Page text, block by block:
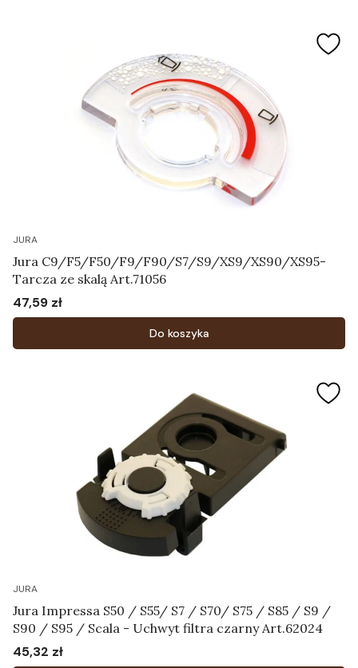
JURA
Jura C9/F5/F50/F9/F90/S7/S9/XS9/XS90/XS95-
Tarcza ze skalą Art.71056
Cena
47,59 zł
Do koszyka
JURA
Jura Impressa S50 / S55/ S7 / S70/ S75 / S85 / S9 /
S90 / S95 / Scala - Uchwyt filtra czarny Art.62024
Cena
45,32 zł